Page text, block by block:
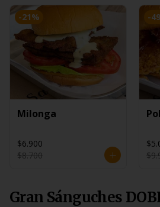
-21%
Milonga
$6.900
$8.700
-49
Gran Sánguches